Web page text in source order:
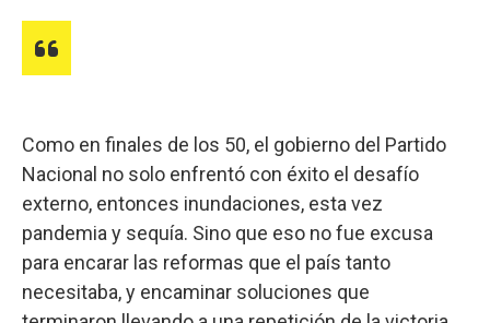
Como en finales de los 50, el gobierno del Partido
Nacional no solo enfrentó con éxito el desafío
externo, entonces inundaciones, esta vez
pandemia y sequía. Sino que eso no fue excusa
para encarar las reformas que el país tanto
necesitaba, y encaminar soluciones que